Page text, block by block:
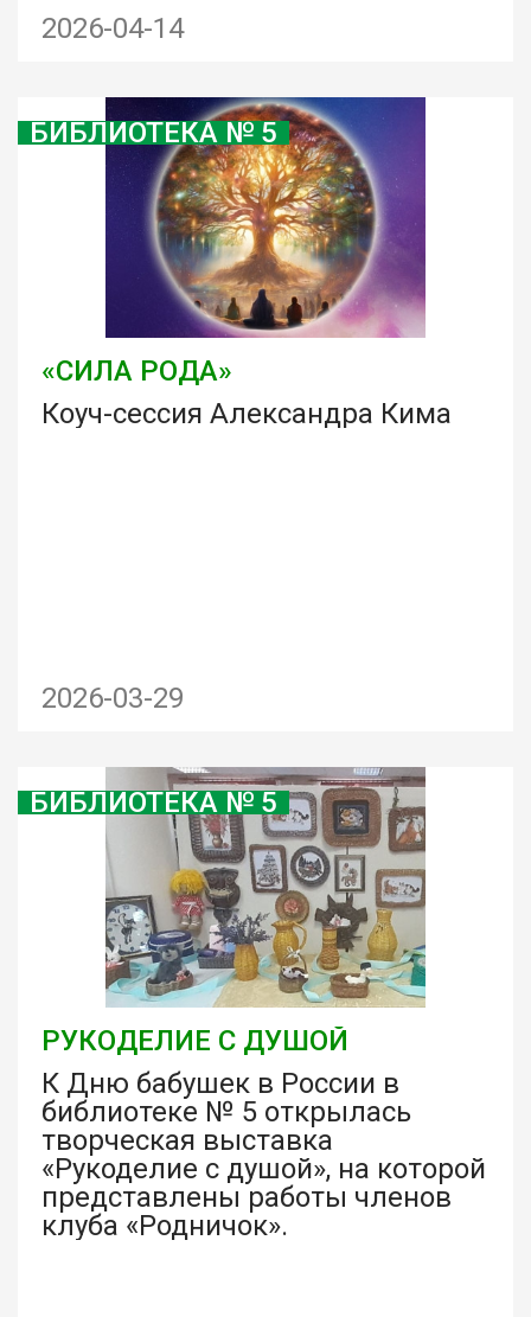
2026-04-14
БИБЛИОТЕКА № 5
«СИЛА РОДА»
Коуч-сессия Александра Кима
2026-03-29
БИБЛИОТЕКА № 5
РУКОДЕЛИЕ С ДУШОЙ
К Дню бабушек в России в
библиотеке № 5 открылась
творческая выставка
«Рукоделие с душой», на которой
представлены работы членов
клуба «Родничок».